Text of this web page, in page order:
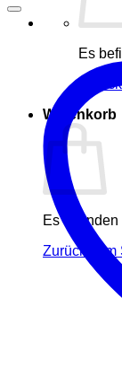
Es
Warenkorb
Es
Zurück zum